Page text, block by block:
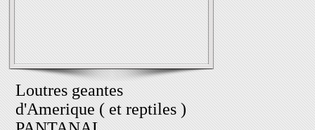
Loutres geantes
d'Amerique ( et reptiles )